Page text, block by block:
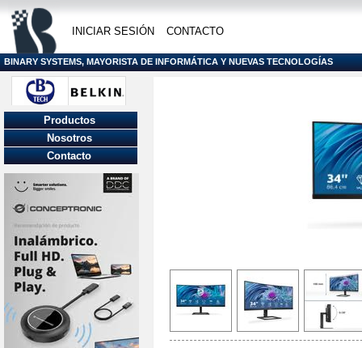
INICIAR SESIÓN CONTACTO
BINARY SYSTEMS, MAYORISTA DE INFORMÁTICA Y NUEVAS TECNOLOGÍAS
Productos
Nosotros
Contacto